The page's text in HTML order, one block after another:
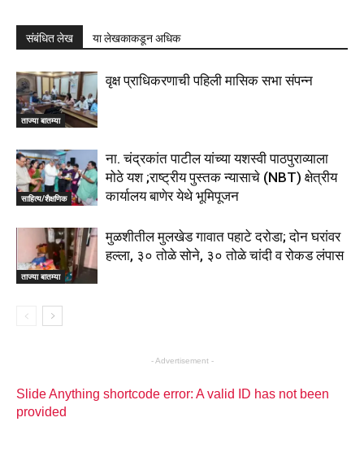
संबंधित लेख या लेखकाकडून अधिक
ताज्या बातम्या
वृक्ष प्राधिकरणाची पहिली मासिक सभा संपन्न
साहित्य/शैक्षणिक
ना. चंद्रकांत पाटील यांच्या यशस्वी पाठपुराव्याला
मोठे यश ;राष्ट्रीय पुस्तक न्यासाचे (NBT) क्षेत्रीय
कार्यालय बाणेर येथे भूमिपूजन
ताज्या बातम्या
मुळशीतील मुलखेड गावात पहाटे दरोडा; दोन घरांवर
हल्ला, ३० तोळे सोने, ३० तोळे चांदी व रोकड लंपास
- Advertisement -
Slide Anything shortcode error: A valid ID has not been
provided